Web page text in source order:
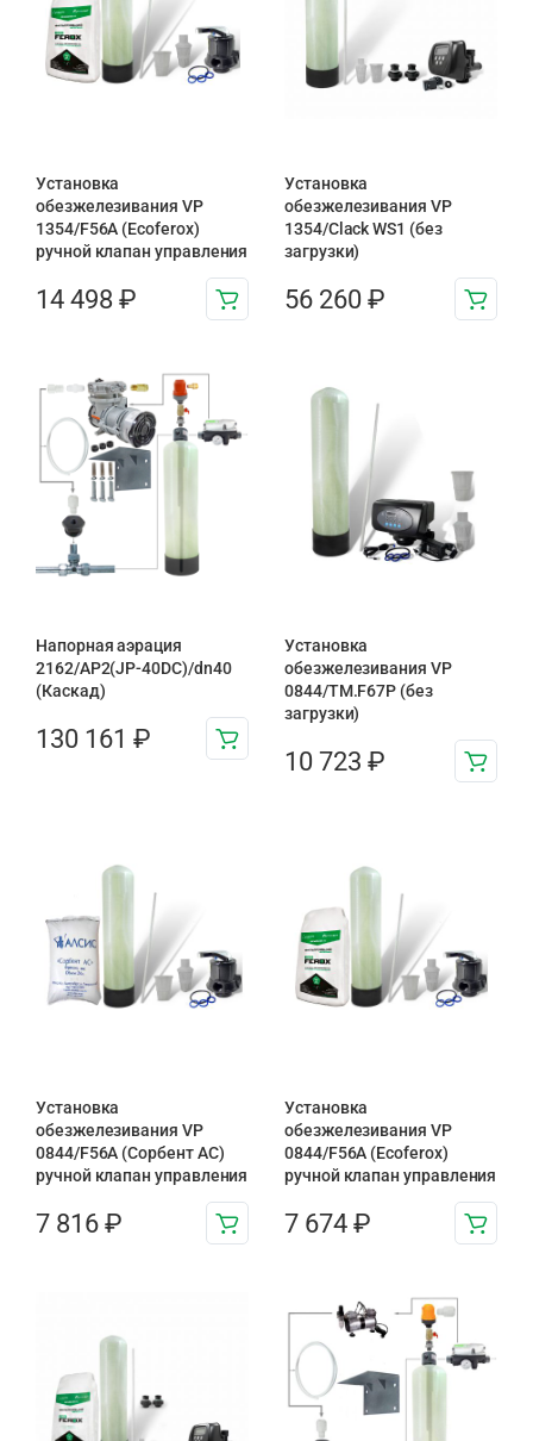
Установка
обезжелезивания VP
1354/F56A (Ecoferox)
ручной клапан управления
14 498 ₽
Установка
обезжелезивания VP
1354/Clack WS1 (без
загрузки)
56 260 ₽
Напорная аэрация
2162/AP2(JP-40DC)/dn40
(Каскад)
130 161 ₽
Установка
обезжелезивания VP
0844/TM.F67P (без
загрузки)
10 723 ₽
Установка
обезжелезивания VP
0844/F56A (Сорбент АС)
ручной клапан управления
7 816 ₽
Установка
обезжелезивания VP
0844/F56A (Ecoferox)
ручной клапан управления
7 674 ₽